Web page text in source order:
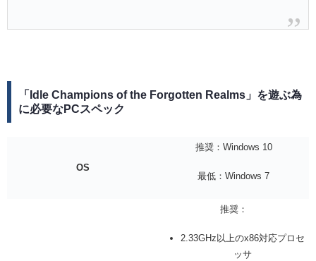
「Idle Champions of the Forgotten Realms」を遊ぶ為
に必要なPCスペック
OS
推奨：Windows 10
最低：Windows 7
推奨：
2.33GHz以上のx86対応プロセ
ッサ